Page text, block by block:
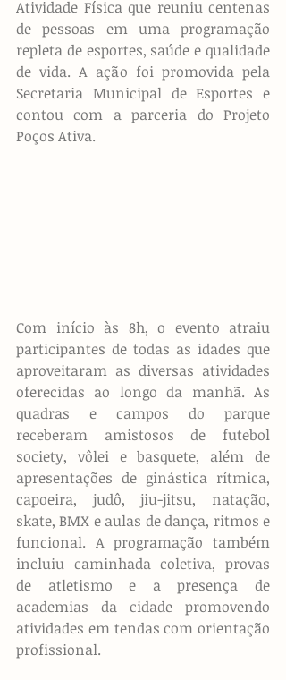
Atividade Física que reuniu centenas
de pessoas em uma programação
repleta de esportes, saúde e qualidade
de vida. A ação foi promovida pela
Secretaria Municipal de Esportes e
contou com a parceria do Projeto
Poços Ativa.
Com início às 8h, o evento atraiu
participantes de todas as idades que
aproveitaram as diversas atividades
oferecidas ao longo da manhã. As
quadras e campos do parque
receberam amistosos de futebol
society, vôlei e basquete, além de
apresentações de ginástica rítmica,
capoeira, judô, jiu-jitsu, natação,
skate, BMX e aulas de dança, ritmos e
funcional. A programação também
incluiu caminhada coletiva, provas
de atletismo e a presença de
academias da cidade promovendo
atividades em tendas com orientação
profissional.